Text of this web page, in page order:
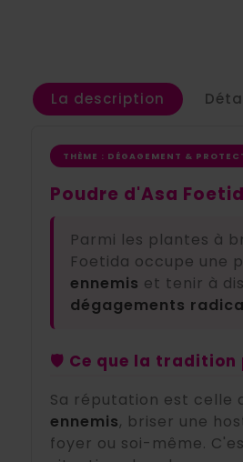
La description
THÈME : DÉGAGEMENT &
Poudre d'Asa
Parmi les plantes à
Foetida occupe une
ennemis et tenir à
dégagements
🛡️ Ce que la tradition
Sa réputation est celle
ennemis, briser une
foyer ou soi-même.